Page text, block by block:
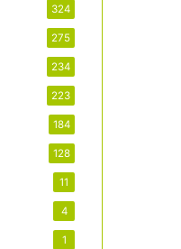
324
275
234
223
184
128
11
4
1